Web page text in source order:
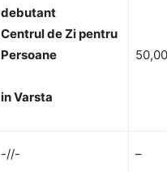
debutant
Centrul de Zi pentru
Persoane
in Varsta
50,00
-//- –